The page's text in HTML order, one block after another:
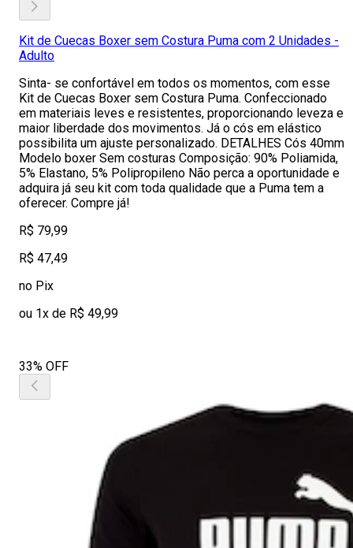
Kit de Cuecas Boxer sem Costura Puma com 2 Unidades -
Adulto
Sinta- se confortável em todos os momentos, com esse
Kit de Cuecas Boxer sem Costura Puma. Confeccionado
em materiais leves e resistentes, proporcionando leveza e
maior liberdade dos movimentos. Já o cós em elástico
possibilita um ajuste personalizado. DETALHES Cós 40mm
Modelo boxer Sem costuras Composição: 90% Poliamida,
5% Elastano, 5% Polipropileno Não perca a oportunidade e
adquira já seu kit com toda qualidade que a Puma tem a
oferecer. Compre já!
R$ 79,99
R$ 47,49
no Pix
ou 1x de R$ 49,99
33% OFF